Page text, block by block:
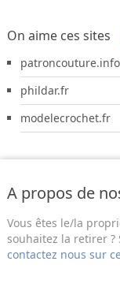
On aime ces sites
patroncouture.info
phildar.fr
modelecrochet.fr
A propos de
Vous êtes le/la
souhaitez la retirer
contactez nous sur